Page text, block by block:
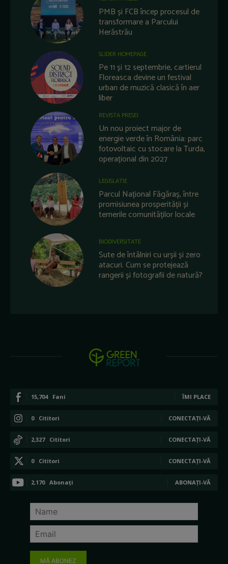
PMB și FCB încep procesul de
transformare a Parcului
Herăstrău
SLIDER HOMEPAGE
Pe 11 și 12 septembrie, cartierul
Floreasca devine un festival
urban de muzică clasică în aer
liber
REVISTA PRESEI
Un nou proiect major de
energie verde în România: parc
fotovoltaic cu stocare la Turda,
operațional din 2027
LEGISLATIE
Parcul Național Făgăraș, între
promisiunea prosperității și
temerile comunităților locale
BIODIVERSITATE
Sute de întâlniri cu urșii și zero
atacuri. Cum se protejează
rangerii și fotografii de natură?
15,704 Fani ÎMI PLACE
0 Cititori CONECTAȚI-VĂ
2,327 Cititori CONECTAȚI-VĂ
0 Cititori CONECTAȚI-VĂ
2,170 Abonați ABONAȚI-VĂ
MĂ ABONEZ